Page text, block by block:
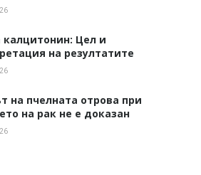
калцитонин: Цел и
на резултатите
на пчелната отрова при
на рак не е доказан